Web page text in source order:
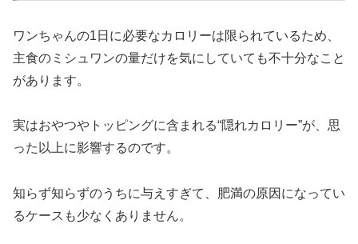
ワンちゃんの1日に必要なカロリーは限られているため、
主食のミシュワンの量だけを気にしていても不十分なこと
があります。
実はおやつやトッピングに含まれる“隠れカロリー”が、思
った以上に影響するのです。
知らず知らずのうちに与えすぎて、肥満の原因になってい
るケースも少なくありません。